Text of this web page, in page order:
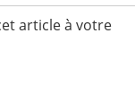
article à votre